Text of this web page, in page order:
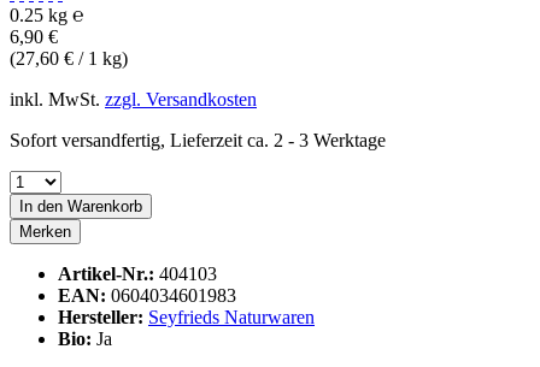
0.25 kg ℮
6,90 €
(27,60 € / 1 kg)
inkl. MwSt. zzgl. Versandkosten
Sofort versandfertig, Lieferzeit ca. 2 - 3 Werktage
In den Warenkorb
Merken
Artikel-Nr.: 404103
EAN: 0604034601983
Hersteller: Seyfrieds Naturwaren
Bio: Ja